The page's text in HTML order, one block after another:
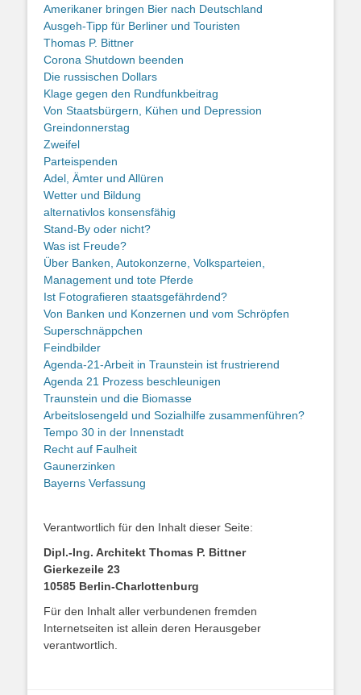
Amerikaner bringen Bier nach Deutschland
Ausgeh-Tipp für Berliner und Touristen
Thomas P. Bittner
Corona Shutdown beenden
Die russischen Dollars
Klage gegen den Rundfunkbeitrag
Von Staatsbürgern, Kühen und Depression
Greindonnerstag
Zweifel
Parteispenden
Adel, Ämter und Allüren
Wetter und Bildung
alternativlos konsensfähig
Stand-By oder nicht?
Was ist Freude?
Über Banken, Autokonzerne, Volksparteien,
Management und tote Pferde
Ist Fotografieren staatsgefährdend?
Von Banken und Konzernen und vom Schröpfen
Superschnäppchen
Feindbilder
Agenda-21-Arbeit in Traunstein ist frustrierend
Agenda 21 Prozess beschleunigen
Traunstein und die Biomasse
Arbeitslosengeld und Sozialhilfe zusammenführen?
Tempo 30 in der Innenstadt
Recht auf Faulheit
Gaunerzinken
Bayerns Verfassung
Verantwortlich für den Inhalt dieser Seite:
Dipl.-Ing. Architekt Thomas P. Bittner
Gierkezeile 23
10585 Berlin-Charlottenburg
Für den Inhalt aller verbundenen fremden
Internetseiten ist allein deren Herausgeber
verantwortlich.